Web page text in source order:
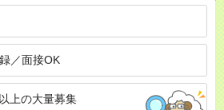
／面接OK
上の大量募集